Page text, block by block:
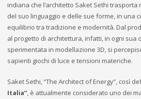
indiana che l’architetto Saket Sethi
del suo linguaggio e delle sue forme, in una
equilibrio tra tradizione e modernità. Dal
al progetto di architettura, infatti, in ogni sua
sperimentata in modellazione 3D, si
sapienti giochi di luce e tensioni materiche.
Saket Sethi, “The Architect of Energy”, così
Italia”, è attualmente considerato uno dei